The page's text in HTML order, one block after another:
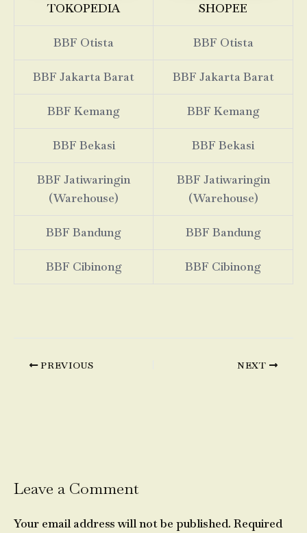
TOKOPEDIA SHOPEE
BBF Otista BBF Otista
BBF Jakarta Barat BBF Jakarta Barat
BBF Kemang BBF Kemang
BBF Bekasi BBF Bekasi
BBF Jatiwaringin
(Warehouse)
BBF Jatiwaringin
(Warehouse)
BBF Bandung BBF Bandung
BBF Cibinong BBF Cibinong
PREVIOUS NEXT
Leave a Comment
Your email address will not be published. Required